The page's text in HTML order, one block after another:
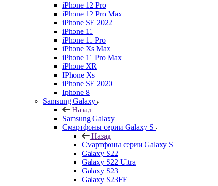
iPhone 12 Pro
iPhone 12 Pro Max
iPhone SE 2022
iPhone 11
iPhone 11 Pro
iPhone Xs Max
iPhone 11 Pro Max
iPhone XR
IPhone Xs
iPhone SE 2020
Iphone 8
Samsung Galaxy
Назад
Samsung Galaxy
Смартфоны серии Galaxy S
Назад
Смартфоны серии Galaxy S
Galaxy S22
Galaxy S22 Ultra
Galaxy S23
Galaxy S23FE